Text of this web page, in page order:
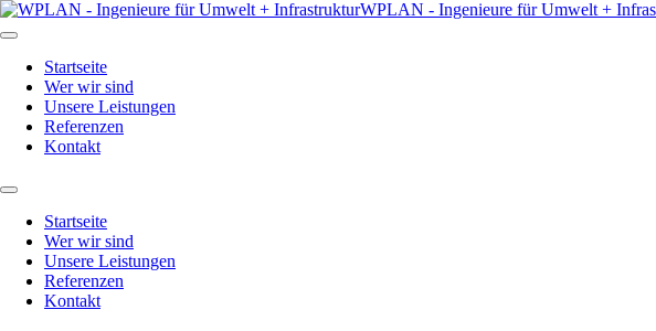
WPLAN - Ingenieure für Umwelt +
Startseite
Wer wir sind
Unsere Leistungen
Referenzen
Kontakt
Startseite
Wer wir sind
Unsere Leistungen
Referenzen
Kontakt